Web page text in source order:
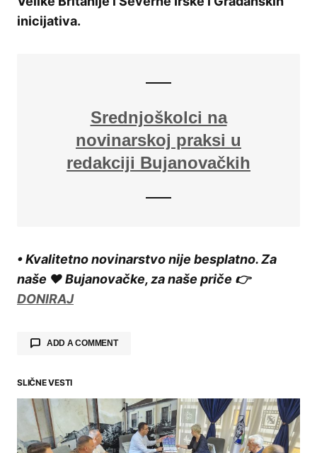
inicijativa.
Srednjoškolci na
novinarskoj praksi u
redakciji Bujanovačkih
• Kvalitetno novinarstvo nije besplatno. Za
naše ❤️ Bujanovačke, za naše priče 👉
DONIRAJ
ADD A COMMENT
Your email address will not be published.
Required fields are marked *
SLIČNE VESTI